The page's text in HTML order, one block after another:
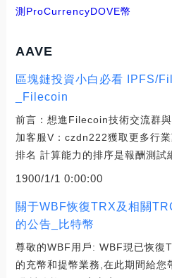
測 ProCurrencyDOVE幣
AAVE
區塊鏈投資小白必看 IPFS/
_Filecoin
前言：想進Filecoin技術交流群
加客服V：czdn222獲取更多行
排名 計算能力的排序是報酬測試
1900/1/1 0:00:00
關于WBF恢復TRX及相關
的公告_比特幣
尊敬的WBF用戶: WBF現已恢復
的充幣和提幣業務,在此期間給您